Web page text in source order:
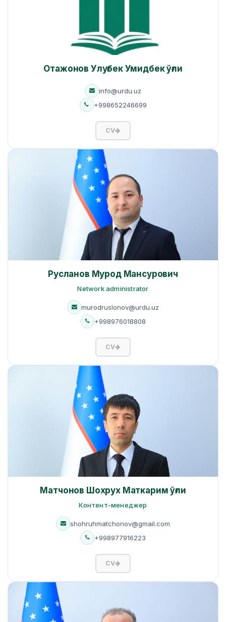
Отажонов Улуғбек Умидбек ўғли
info@urdu.uz
+998652246699
CV
Русланов Мурод Мансурович
Network administrator
murodruslonov@urdu.uz
+998976018808
CV
Матчонов Шохрух Маткарим ўғли
Контент-менеджер
shohruhmatchonov@gmail.com
+998977916223
CV